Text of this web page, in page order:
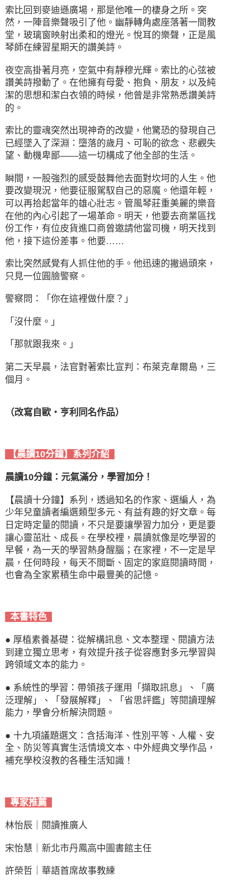
索比回到麥迪遜廣場，那是他唯一的棲身之所。突
然，一陣音樂聲吸引了他。幽靜轉角處座落著一間教
堂，玻璃窗映射出柔和的燈光。悅耳的樂聲，正是風
琴師在練習星期天的讚美詩。
夜空高掛著月亮，空氣中有靜穆光輝。索比的心弦被
讚美詩撥動了。在他擁有母愛、抱負、朋友，以及純
潔的思想和潔白衣領的時候，他曾是非常熟悉讚美詩
的。
索比的靈魂突然出現神奇的改變，他驚恐的發現自己
已經墜入了深淵：墮落的歲月、可恥的欲念、悲觀失
望、動機卑鄙——這一切構成了他全部的生活。
瞬間，一股強烈的感受鼓舞他去面對坎坷的人生。他
要改變現況，他要征服駕馭自己的惡魔。他還年輕，
可以再拾起當年的雄心壯志。管風琴莊重美麗的樂音
在他的內心引起了一場革命。明天，他要去商業區找
份工作，有位皮貨進口商曾邀請他當司機，明天找到
他，接下這份差事。他要……
索比突然感覺有人抓住他的手。他迅速的撇過頭來，
只見一位圓臉警察。
警察問：「你在這裡做什麼？」
「沒什麼。」
「那就跟我來。」
第二天早晨，法官對著索比宣判：布萊克韋爾島，三
個月。
（改寫自歐・亨利同名作品）
【晨讀10分鐘】系列介紹
晨讀10分鐘：元氣滿分，學習加分！
【晨讀十分鐘】系列，透過知名的作家、選編人，為
少年兒童讀者編選類型多元、有益有趣的好文章。每
日定時定量的閱讀，不只是要讓學習力加分，更是要
讓心靈茁壯、成長。在學校裡，晨讀就像是吃學習的
早餐，為一天的學習熱身醒腦；在家裡，不一定是早
晨，任何時段，每天不間斷、固定的家庭閱讀時間，
也會為全家累積生命中最豐美的記憶。
本書特色
● 厚植素養基礎：從解構訊息、文本整理、閱讀方法
到建立獨立思考，有效提升孩子從容應對多元學習與
跨領域文本的能力。
● 系統性的學習：帶領孩子運用「擷取訊息」、「廣
泛理解」、「發展解釋」、「省思評鑑」等閱讀理解
能力，學會分析解決問題。
● 十九項議題選文：含括海洋、性別平等、人權、安
全、防災等真實生活情境文本、中外經典文學作品，
補充學校沒教的各種生活知識！
專家推薦
林怡辰｜閱讀推廣人
宋怡慧｜新北市丹鳳高中圖書館主任
許榮哲｜華語首席故事教練